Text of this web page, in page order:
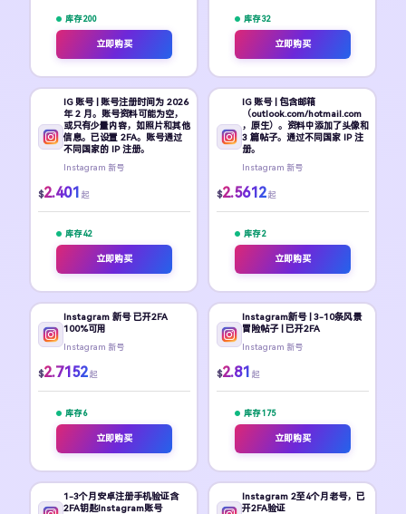
库存 200
立即购买
库存 32
立即购买
IG 账号 | 账号注册时间为 2026
年 2 月。账号资料可能为空，
或只有少量内容，如照片和其他
信息。已设置 2FA。账号通过
不同国家的 IP 注册。
Instagram 新号
$2.401 起
库存 42
立即购买
IG 账号 | 包含邮箱
（outlook.com/hotmail.com
，原生）。资料中添加了头像和
3 篇帖子。通过不同国家 IP 注
册。
Instagram 新号
$2.5612 起
库存 2
立即购买
Instagram 新号 已开2FA
100%可用
Instagram 新号
$2.7152 起
库存 6
立即购买
Instagram新号 | 3-10条风景
冒险帖子 | 已开2FA
Instagram 新号
$2.81 起
库存 175
立即购买
1-3个月安卓注册手机验证含
2FA钥匙Instagram账号
Instagram 2至4个月老号，已
开2FA验证